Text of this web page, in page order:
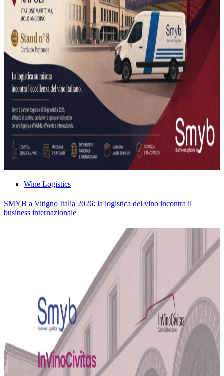
Wine Logistics
SMYB a Vitigno Italia 2026: la logistica del vino incontra il
business internazionale